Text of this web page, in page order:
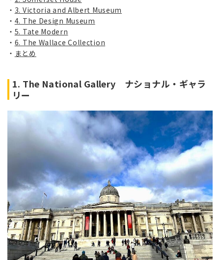
3. Victoria and Albert Museum
4. The Design Museum
5. Tate Modern
6. The Wallace Collection
まとめ
1. The National Gallery ナショナル・ギャラ
リー